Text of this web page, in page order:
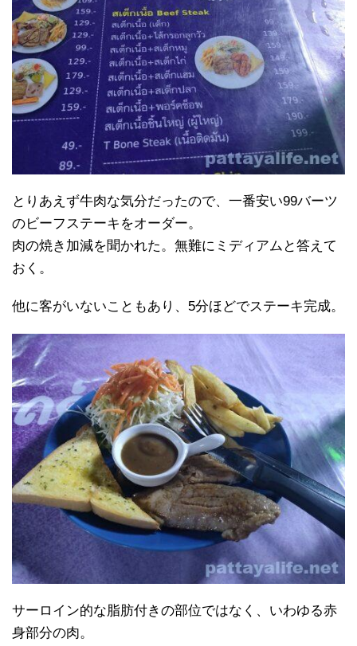
とりあえず牛肉な気分だったので、一番安い99バーツ
のビーフステーキをオーダー。
肉の焼き加減を聞かれた。無難にミディアムと答えて
おく。
他に客がいないこともあり、5分ほどでステーキ完成。
サーロイン的な脂肪付きの部位ではなく、いわゆる赤
身部分の肉。